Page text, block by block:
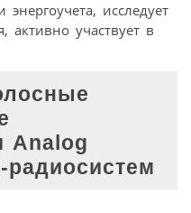
исследует
активно участвует в
Analog